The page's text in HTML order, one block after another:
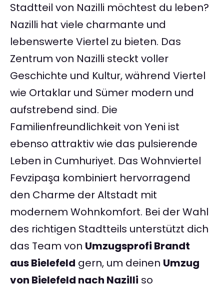
Stadtteil von Nazilli möchtest du leben?
Nazilli hat viele charmante und
lebenswerte Viertel zu bieten. Das
Zentrum von Nazilli steckt voller
Geschichte und Kultur, während Viertel
wie Ortaklar und Sümer modern und
aufstrebend sind. Die
Familienfreundlichkeit von Yeni ist
ebenso attraktiv wie das pulsierende
Leben in Cumhuriyet. Das Wohnviertel
Fevzipaşa kombiniert hervorragend
den Charme der Altstadt mit
modernem Wohnkomfort. Bei der Wahl
des richtigen Stadtteils unterstützt dich
das Team von Umzugsprofi Brandt
aus Bielefeld gern, um deinen Umzug
von Bielefeld nach Nazilli so